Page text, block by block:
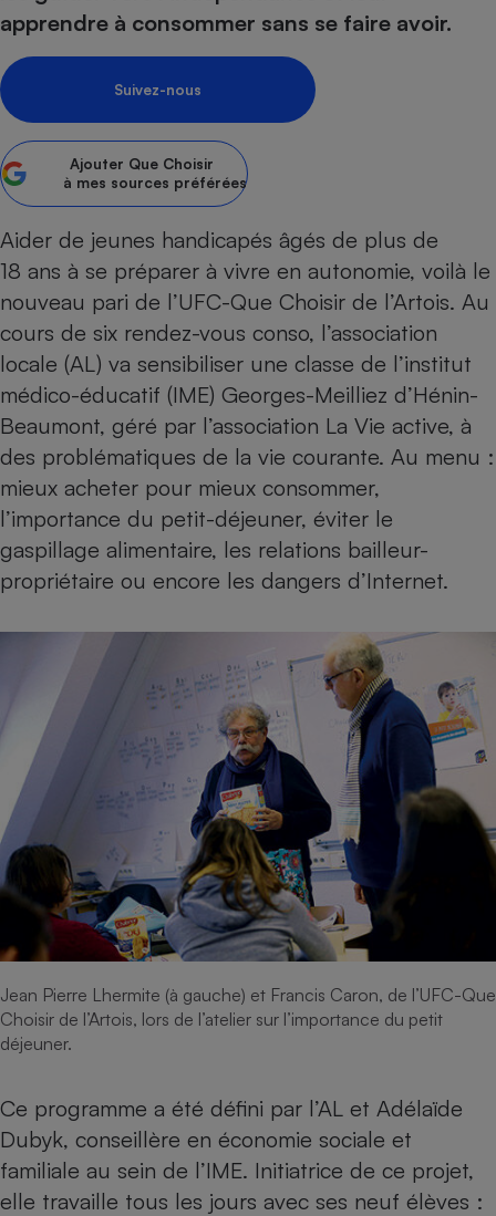
apprendre à consommer sans se faire avoir.
Suivez-nous
Ajouter Que Choisir
à mes sources préférées
Aider de jeunes handicapés âgés de plus de
18 ans à se préparer à vivre en autonomie, voilà le
nouveau pari de l’UFC-Que Choisir de l’Artois. Au
cours de six rendez-vous conso, l’association
locale (AL) va sensibiliser une classe de l’institut
médico-éducatif (IME) Georges-Meilliez d’Hénin-
Beaumont, géré par l’association La Vie active, à
des problématiques de la vie courante. Au menu :
mieux acheter pour mieux consommer,
l’importance du petit-déjeuner, éviter le
gaspillage alimentaire, les relations bailleur-
propriétaire ou encore les dangers d’Internet.
Jean Pierre Lhermite (à gauche) et Francis Caron, de l’UFC-Que
Choisir de l’Artois, lors de l’atelier sur l’importance du petit
déjeuner.
Ce programme a été défini par l’AL et Adélaïde
Dubyk, conseillère en économie sociale et
familiale au sein de l’IME. Initiatrice de ce projet,
elle travaille tous les jours avec ses neuf élèves :
Sécurité - Hygiène
Supermarché - Drive
Complément
alimentaire
bouteille
Assurance
Banque - Crédit
Epargne - Fiscalité
Mutuelle
Assurance emprunteur
Banque
Circulation routière
Contrôle technique -
Pièce détachée
Moto
Comparateur auto
Comparatif
Comparatif climatiseur
Comparatif aspirateur
Comparatif aspirateur
Comparatif cafetière
Comparatif robot cuiseur
Comparatif centrale
Gros électroménager
Petit électroménager -
Lave-linge
Comparatif casque audio
Comparatif ordinateur
Comparatif ultrabook
Comparatif tablette
Image et son
Informatique
Internet
Téléphonie
Téléviseur
Téléphone mobile -
Smartphone
Comparatif tondeuse
Aménagement
Bricolage - Jardinage
Chauffage
Produit d'entretien
Sécurité domestique
Matelas
Radiateur électrique
Climatiseur -
Ventilateur
Hygiène - Beauté
Maladie - Médecine -
Système de santé -
Mutuelle
Antimoustique
Maison de retraite
Retraite
Choisir son fioul
Comparateur assurance emprunteur
Energie Moins Chère Ensemble
Tous les comparateurs
Toutes les cartes interactives
Speedtest - Testez le débit de votre
connexion Internet